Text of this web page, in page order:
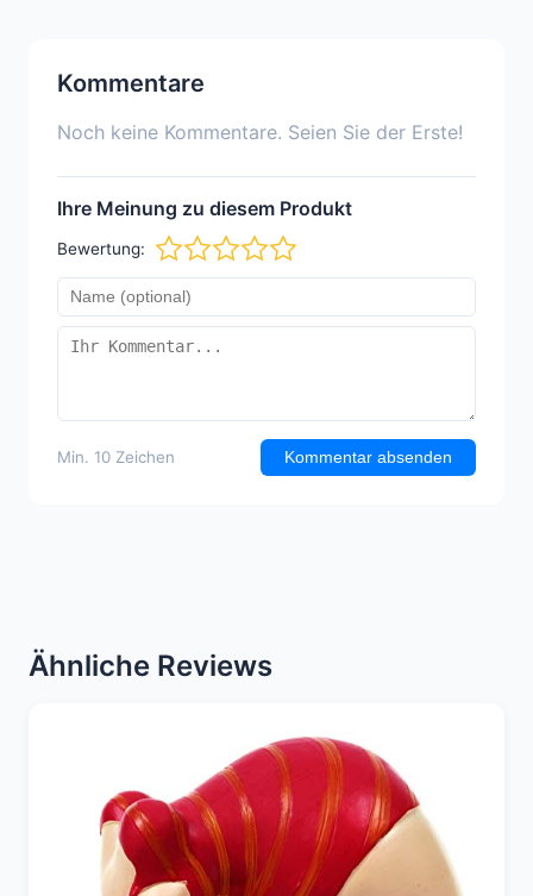
Kommentare
Noch keine Kommentare. Seien Sie der Erste!
Ihre Meinung zu diesem Produkt
Bewertung:
Min. 10 Zeichen Kommentar absenden
Ähnliche Reviews